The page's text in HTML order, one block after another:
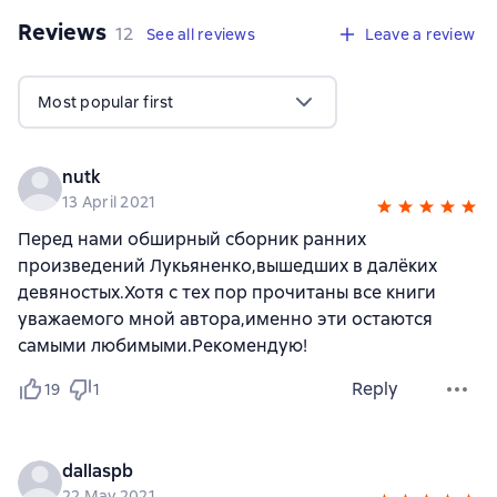
Reviews 12 reviews
12 See all reviews Leave a review
Most popular first
nutk
13 April 2021
Перед нами обширный сборник ранних
произведений Лукьяненко,вышедших в далёких
девяностых.Хотя с тех пор прочитаны все книги
уважаемого мной автора,именно эти остаются
самыми любимыми.Рекомендую!
19 1 Reply
dallaspb